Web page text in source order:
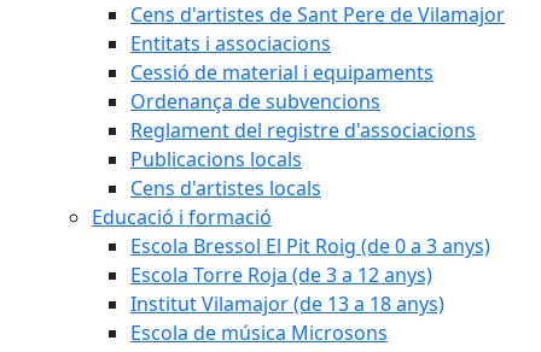
Cens d'artistes de Sant Pere de Vilamajor
Entitats i associacions
Cessió de material i equipaments
Ordenança de subvencions
Reglament del registre d'associacions
Publicacions locals
Cens d'artistes locals
Educació i formació
Escola Bressol El Pit Roig (de 0 a 3 anys)
Escola Torre Roja (de 3 a 12 anys)
Institut Vilamajor (de 13 a 18 anys)
Escola de música Microsons